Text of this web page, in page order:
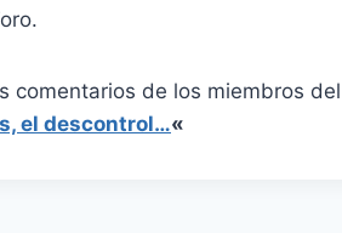
comentarios de los miembros
el descontrol…«